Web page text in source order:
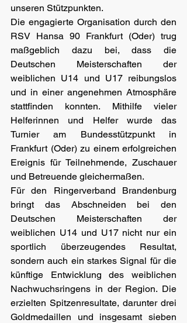
unseren Stützpunkten.
Die engagierte Organisation durch den
RSV Hansa 90 Frankfurt (Oder) trug
maßgeblich dazu bei, dass die
Deutschen Meisterschaften der
weiblichen U14 und U17 reibungslos
und in einer angenehmen Atmosphäre
stattfinden konnten. Mithilfe vieler
Helferinnen und Helfer wurde das
Turnier am Bundesstützpunkt in
Frankfurt (Oder) zu einem erfolgreichen
Ereignis für Teilnehmende, Zuschauer
und Betreuende gleichermaßen.
Für den Ringerverband Brandenburg
bringt das Abschneiden bei den
Deutschen Meisterschaften der
weiblichen U14 und U17 nicht nur ein
sportlich überzeugendes Resultat,
sondern auch ein starkes Signal für die
künftige Entwicklung des weiblichen
Nachwuchsringens in der Region. Die
erzielten Spitzenresultate, darunter drei
Goldmedaillen und insgesamt sieben